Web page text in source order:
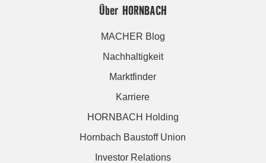
Über HORNBACH
MACHER Blog
Nachhaltigkeit
Marktfinder
Karriere
HORNBACH Holding
Hornbach Baustoff Union
Investor Relations